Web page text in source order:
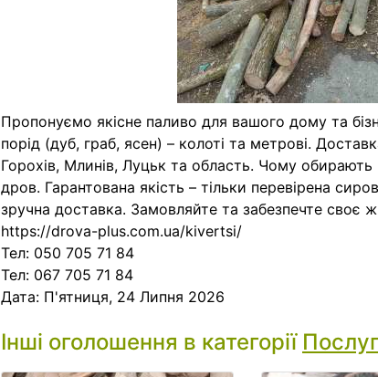
Пропонуємо якісне паливо для вашого дому та
порід (дуб, граб, ясен) – колоті та метрові.
Горохів, Млинів, Луцьк та область. Чому обирають
дров. Гарантована якість – тільки перевірена
зручна доставка. Замовляйте та забезпечте своє
https://drova-plus.com.ua/kivertsi/
Тел: 050 705 71 84
Тел: 067 705 71 84
Дата: П'ятниця, 24 Липня 2026
Інші оголошення в категорії